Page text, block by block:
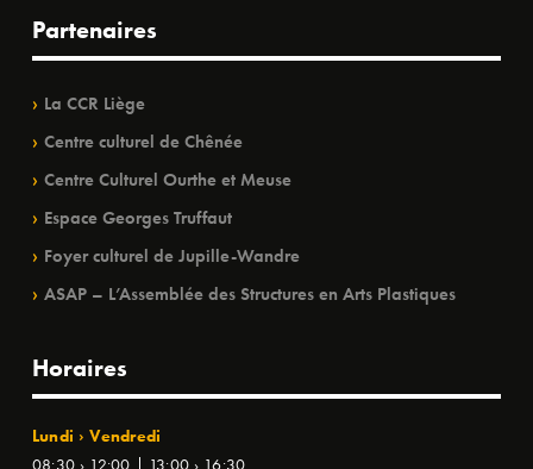
Partenaires
La CCR Liège
Centre culturel de Chênée
Centre Culturel Ourthe et Meuse
Espace Georges Truffaut
Foyer culturel de Jupille-Wandre
ASAP – L’Assemblée des Structures en Arts Plastiques
Horaires
Lundi › Vendredi
08:30 › 12:00 | 13:00 › 16:30